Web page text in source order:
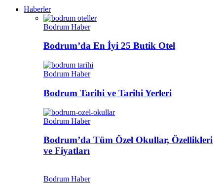
Haberler
Bodrum Haber
Bodrum’da En İyi 25 Butik Otel
Bodrum Haber
Bodrum Tarihi ve Tarihi Yerleri
Bodrum Haber
Bodrum’da Tüm Özel Okullar, Özellikleri
ve Fiyatları
Bodrum Haber